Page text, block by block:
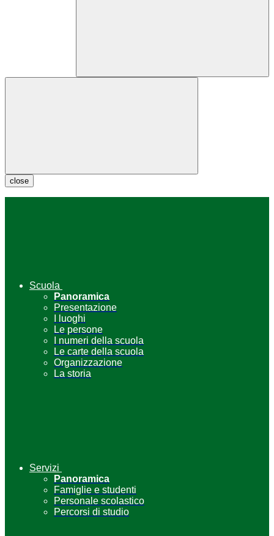
close
Scuola
Panoramica
Presentazione
I luoghi
Le persone
I numeri della scuola
Le carte della scuola
Organizzazione
La storia
Servizi
Panoramica
Famiglie e studenti
Personale scolastico
Percorsi di studio